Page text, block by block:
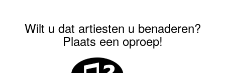
Wilt u dat artiesten u benaderen?
Plaats een oproep!